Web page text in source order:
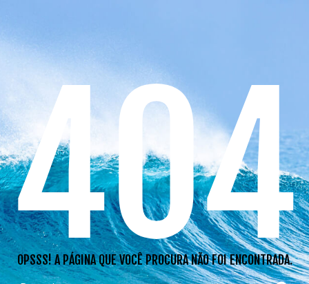
404
OPSSS! A PÁGINA QUE VOCÊ PROCURA NÃO FOI ENCONTRADA.